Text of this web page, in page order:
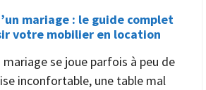
mariage : le guide complet
votre mobilier en location
mariage se joue parfois à peu de
inconfortable, une table mal